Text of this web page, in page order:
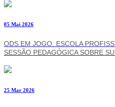
05 Mai 2026
ODS EM JOGO: ESCOLA
SESSÃO PEDAGÓGICA SOBRE
25 Mar 2026